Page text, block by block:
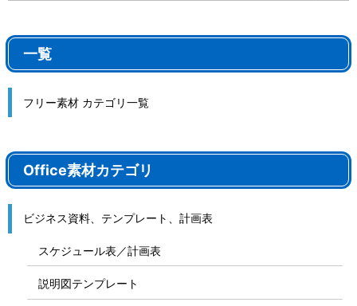
一覧
フリー素材 カテゴリ一覧
Office素材カテゴリ
ビジネス資料、テンプレート、計画表
スケジュール表／計画表
説明図テンプレート